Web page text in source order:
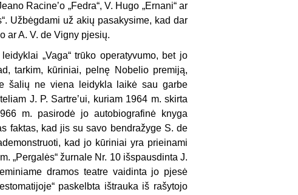
Racineʼo „Fedra“, V. Hugo „Ernani“ ar
Užbėgdami už akių pasakysime, kad dar
ar A. V. de Vigny pjesių.
„Vaga“ trūko operatyvumo, bet jo
tarkim, kūriniai, pelnę Nobelio premiją,
šalių ne viena leidykla laikė sau garbe
J. P. Sartreʼui, kuriam 1964 m. skirta
m. pasirodė jo autobiografinė knyga
faktas, kad jis su savo bendražyge S. de
kad jo kūriniai yra prieinami
„Pergalės“ žurnale Nr. 10 išspausdinta J.
dramos teatre vaidinta jo pjesė
paskelbta ištrauka iš rašytojo